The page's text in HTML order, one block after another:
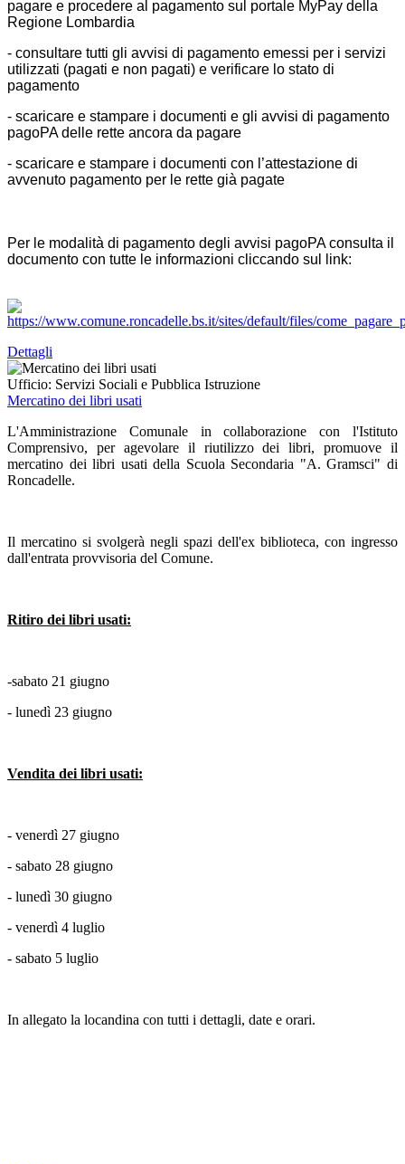
pagare e procedere al pagamento sul portale MyPay della
Regione Lombardia
- consultare tutti gli avvisi di pagamento emessi per i servizi
utilizzati (pagati e non pagati) e verificare lo stato di
pagamento
- scaricare e stampare i documenti e gli avvisi di pagamento
pagoPA delle rette ancora da pagare
- scaricare e stampare i documenti con l’attestazione di
avvenuto pagamento per le rette già pagate
Per le modalità di pagamento degli avvisi pagoPA consulta il
documento con tutte le informazioni cliccando sul link:
Dettagli
Ufficio: Servizi Sociali e Pubblica Istruzione
Mercatino dei libri usati
L'Amministrazione Comunale in collaborazione con l'Istituto
Comprensivo, per agevolare il riutilizzo dei libri, promuove il
mercatino dei libri usati della Scuola Secondaria "A. Gramsci" di
Roncadelle.
Il mercatino si svolgerà negli spazi dell'ex biblioteca, con ingresso
dall'entrata provvisoria del Comune.
Ritiro dei libri usati:
-sabato 21 giugno
- lunedì 23 giugno
Vendita dei libri usati:
- venerdì 27 giugno
- sabato 28 giugno
- lunedì 30 giugno
- venerdì 4 luglio
- sabato 5 luglio
In allegato la locandina con tutti i dettagli, date e orari.